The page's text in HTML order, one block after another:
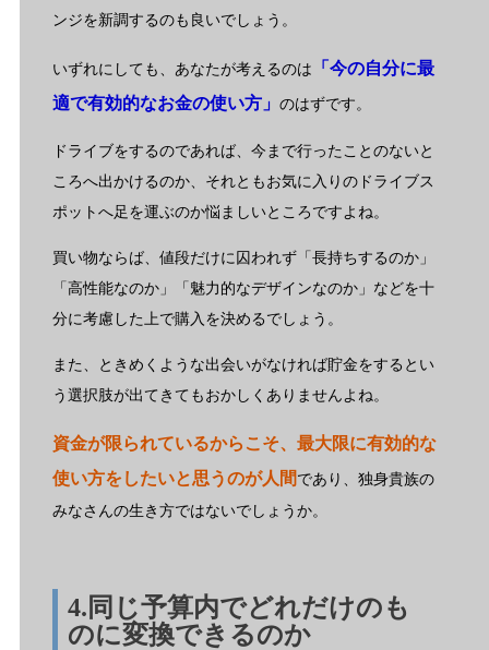
ンジを新調するのも良いでしょう。
いずれにしても、あなたが考えるのは
「今の自分に最
適で有効的なお金の使い方」 のはずです。
ドライブをするのであれば、今まで行ったことのないと
ころへ出かけるのか、それともお気に入りのドライブス
ポットへ足を運ぶのか悩ましいところですよね。
買い物ならば、値段だけに囚われず「長持ちするのか」
「高性能なのか」「魅力的なデザインなのか」などを十
分に考慮した上で購入を決めるでしょう。
また、ときめくような出会いがなければ貯金をするとい
う選択肢が出てきてもおかしくありませんよね。
資金が限られているからこそ、最大限に有効的な
使い方をしたいと思うのが人間 であり、独身貴族の
みなさんの生き方ではないでしょうか。
4.同じ予算内でどれだけのも
のに変換できるのか